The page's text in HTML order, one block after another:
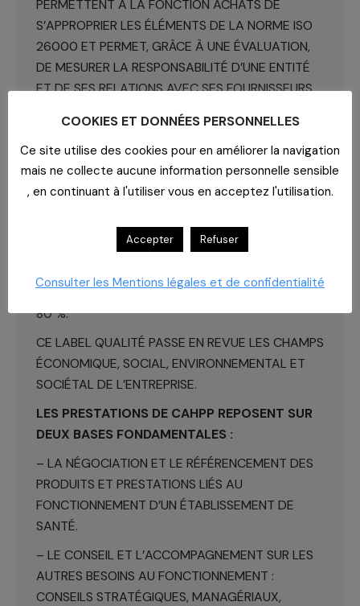
PERMETTENT À LA FONCTION ACHATS DE
S’APPROPRIER LES ÉLÉMENTS DE LA NORME ISO
26000 ET PERMET, GRÂCE À UNE ÉVALUATION,
DE MESURER LA RESPONSABILITÉ D’UNE ENTITÉ
ET DE SES RELATIONS AVEC SES FOURNISSEURS,
EXEMPLAIRES.
CAHPP A OBTENU LE NIVEAU ARGENT DU
LABEL THQSE* (TRÈS HAUTE QUALITÉ
SANITAIRE, SOCIALE ET ENVIRONNEMENTALE)
CE LABEL VIENT CONCRÉTISER LES EFFORTS
RÉALISÉS DEPUIS DE NOMBREUSES ANNÉES PAR
DÉMARCHE RSE. CAHPP A OBTENU UN SCORE DE
80 %.
CE LABEL QUALITÉ PASSE EN REVUE LES CHAMPS
ÉCONOMIQUE, SOCIAL, ENVIRONNEMENTAL ET
SOCIÉTAL DE L’ENTREPRISE.
LES PRESTATIONS DE CAHPP REPOSENT SUR
DEUX BASES FONDAMENTALES :
– LA NÉGOCIATION ET LE RÉFÉRENCEMENT DES
PRODUITS ET PRESTATIONS LIÉS AU
FONCTIONNEMENT D’UN ÉTABLISSEMENT DE
SANTÉ.
– LE CONSEIL ET L’ACCOMPAGNEMENT SUR LES
AUTRES BESOINS AU FONCTIONNEMENT :
CONSEILS STRATÉGIQUES, MANAGÉRIAUX,
COOKIES ET DONNÉES PERSONNELLES
Ce site utilise des cookies pour en améliorer la navigation
mais ne collecte aucune information personnelle sensible
, en continuant à l'utiliser vous en acceptez l'utilisation.
Accepter Refuser
Consulter les Mentions légales et de confidentialité